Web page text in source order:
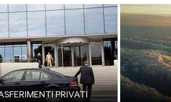
PRIVATI